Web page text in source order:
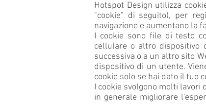
Hotspot Design utilizza
"cookie" di seguito), per
navigazione e aumentano la
I cookie sono file di testo
cellulare o altro dispositivo
successiva o a un altro sito
dispositivo di un utente.
cookie solo se hai dato il tuo
I cookie svolgono molti
in generale migliorare